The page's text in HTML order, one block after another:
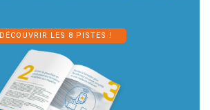
DÉCOUVRIR LES 8 PISTES !